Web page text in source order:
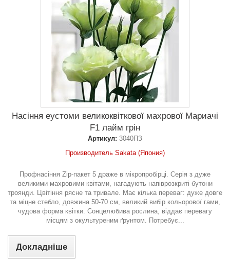
Насіння еустоми великоквіткової махрової Мариачі
F1 лайм грін
Артикул: 3040ПЗ
Производитель Sakata (Япония)
Профнасіння Zip-пакет 5 драже в мікропробірці. Серія з дуже
великими махровими квітами, нагадують напіврозкриті бутони
троянди. Цвітіння рясне та тривале. Має кілька переваг: дуже довге
та міцне стебло, довжина 50-70 см, великий вибір кольорової гами,
чудова форма квітки. Сонцелюбива рослина, віддає перевагу
місцям з окультуреним ґрунтом. Потребує...
Докладніше